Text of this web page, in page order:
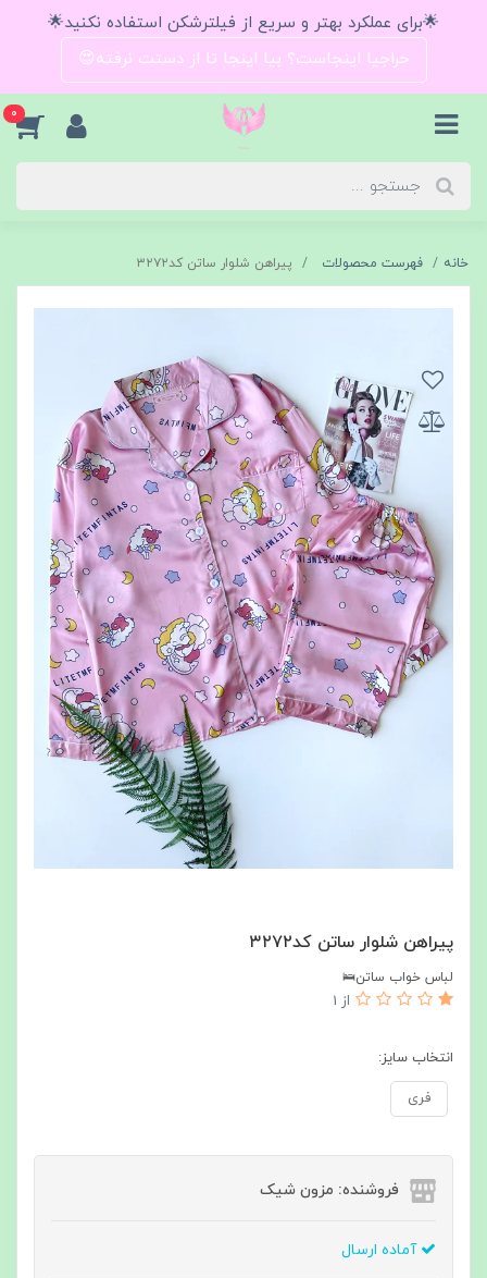
🌟برای عملکرد بهتر و سریع از فیلترشکن استفاده نکنید🌟
حراجیا اینجاست؟ بیا اینجا تا از دستت نرفته😍
0
خانه فهرست محصولات پیراهن شلوار ساتن کد۳۲۷۲
پیراهن شلوار ساتن کد۳۲۷۲
لباس خواب ساتن🛌
از 1
انتخاب سایز:
فری
فروشنده: مزون شیک
آماده ارسال